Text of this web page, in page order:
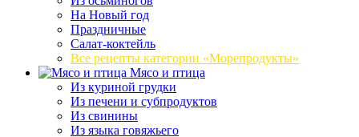
На Новый год
Праздничные
Салат-коктейль
Все рецепты категории «Морепродукты»
Мясо и птица
Из куриной грудки
Из печени и субпродуктов
Из свинины
Из языка говяжьего